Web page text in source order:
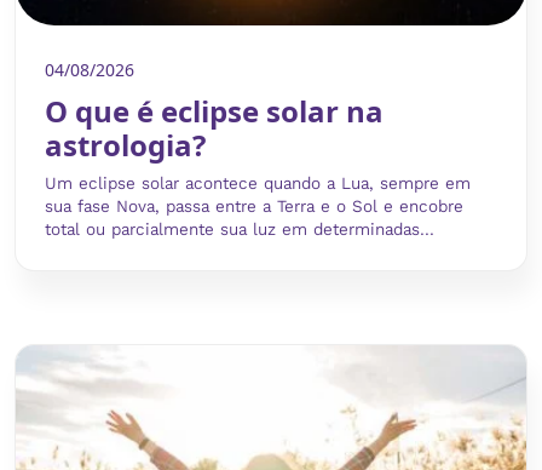
04/08/2026
O que é eclipse solar na
astrologia?
Um eclipse solar acontece quando a Lua, sempre em
sua fase Nova, passa entre a Terra e o Sol e encobre
total ou parcialmente sua luz em determinadas...